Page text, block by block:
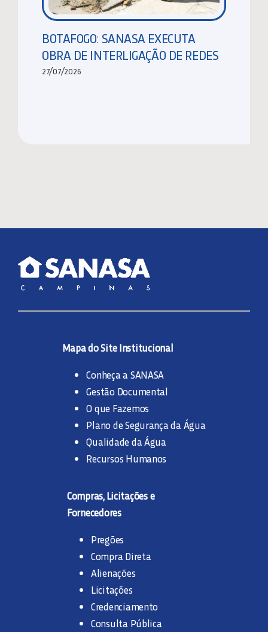
BOTAFOGO: SANASA EXECUTA
OBRA DE INTERLIGAÇÃO DE REDES
27/07/2026
Mapa do Site Institucional
Conheça a SANASA
Gestão Documental
O que Fazemos
Plano de Segurança da Água
Qualidade da Água
Recursos Humanos
Compras, Licitações e
Fornecedores
Pregões
Compra Direta
Alienações
Licitações
Credenciamento
Consulta Pública